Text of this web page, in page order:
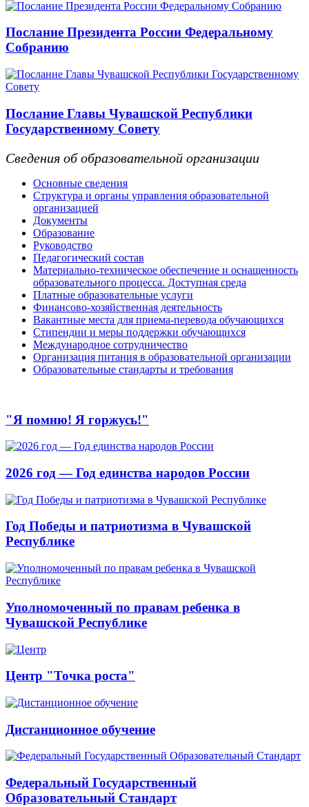
Послание Президента России Федеральному
Собранию
Послание Главы Чувашской Республики
Государственному Совету
Сведения об образовательной организации
Основные сведения
Структура и органы управления образовательной
организацией
Документы
Образование
Руководство
Педагогический состав
Материально-техническое обеспечение и оснащенность
образовательного процесса. Доступная среда
Платные образовательные услуги
Финансово-хозяйственная деятельность
Вакантные места для приема-перевода обучающихся
Стипендии и меры поддержки обучающихся
Международное сотрудничество
Организация питания в образовательной организации
Образовательные стандарты и требования
"Я помню! Я горжусь!"
2026 год — Год единства народов России
Год Победы и патриотизма в Чувашской
Республике
Уполномоченный по правам ребенка в
Чувашской Республике
Центр "Точка роста"
Дистанционное обучение
Федеральный Государственный
Образовательный Стандарт